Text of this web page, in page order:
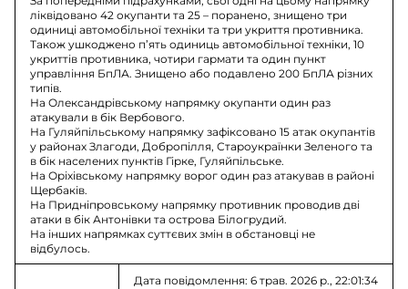
ліквідовано 42 окупанти та 25 – поранено, знищено три
одиниці автомобільної техніки та три укриття противника.
Також ушкоджено п’ять одиниць автомобільної техніки, 10
укриттів противника, чотири гармати та один пункт
управління БпЛА. Знищено або подавлено 200 БпЛА різних
типів.
На Олександрівському напрямку окупанти один раз
атакували в бік Вербового.
На Гуляйпільському напрямку зафіксовано 15 атак окупантів
у районах Злагоди, Добропілля, Староукраїнки Зеленого та
в бік населених пунктів Гірке, Гуляйпільське.
На Оріхівському напрямку ворог один раз атакував в районі
Щербаків.
На Придніпровському напрямку противник проводив дві
атаки в бік Антонівки та острова Білогрудий.
На інших напрямках суттєвих змін в обстановці не
відбулось.
Дата повідомлення: 6 трав. 2026 р., 22:01:34